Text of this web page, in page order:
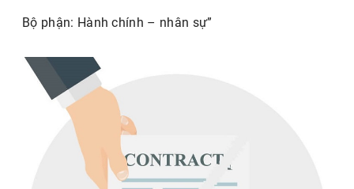
Bộ phận: Hành chính – nhân sự”